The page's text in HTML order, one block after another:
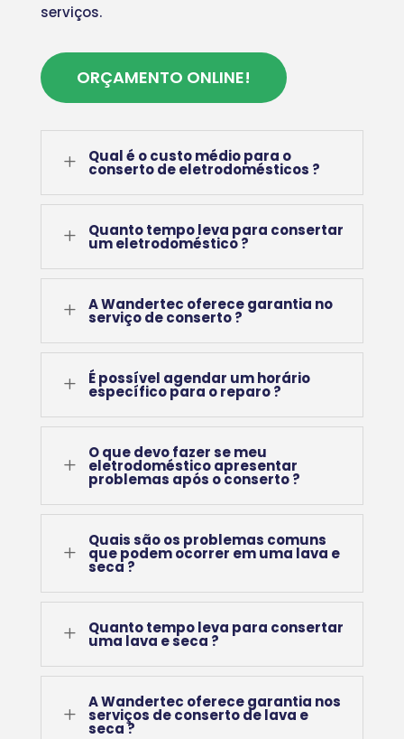
serviços.
ORÇAMENTO ONLINE!
L Qual é o custo médio para o
conserto de eletrodomésticos ?
L Quanto tempo leva para consertar
um eletrodoméstico ?
L A Wandertec oferece garantia no
serviço de conserto ?
L É possível agendar um horário
específico para o reparo ?
L
O que devo fazer se meu
eletrodoméstico apresentar
problemas após o conserto ?
L
Quais são os problemas comuns
que podem ocorrer em uma lava e
seca ?
L Quanto tempo leva para consertar
uma lava e seca ?
L
A Wandertec oferece garantia nos
serviços de conserto de lava e
seca ?